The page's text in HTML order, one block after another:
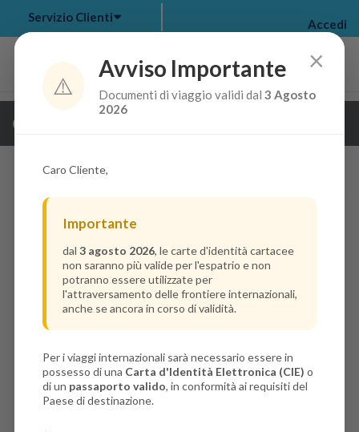
my bookings >
Servizio Clienti Accedi
Guarda i dettagli della crociera
×
⚠️
Avviso Importante
Documenti di viaggio validi dal3 Agosto
2026
Caro Cliente,
Importante
dal 3 agosto 2026, le carte d'identità cartacee
non saranno più valide per l'espatrio e non
potranno essere utilizzate per
l'attraversamento delle frontiere internazionali,
anche se ancora in corso di validità.
Per i viaggi internazionali sarà necessario essere in
possesso di una Carta d'Identità Elettronica (CIE) o
di un passaporto valido, in conformità ai requisiti del
Paese di destinazione.